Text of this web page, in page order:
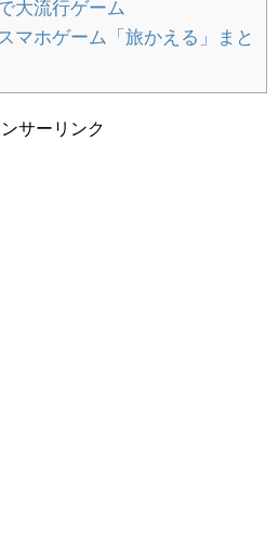
ット学習｜算数嫌い小学2年生
大流行ゲーム
マホゲーム「旅かえる」まと
サーリンク